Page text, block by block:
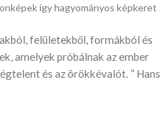
így hagyományos képkeret
felületekből, formákból és
amelyek próbálnak az ember
és az örökkévalót. ” Hans